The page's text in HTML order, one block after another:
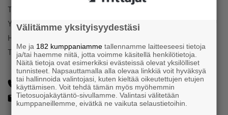
Tenala-Bromarf Företagare rf - Tenholan- Bromarvin
Yrittäjät
Hallitus
Talousvastaava
+358407096263
ekenasmotorservice@gmail.com
Välitämme yksityisyydestäsi
Me ja 182 kumppaniamme tallennamme laitteeseesi tietoja
ja/tai haemme niitä, jotta voimme käsitellä henkilötietoja.
Näitä tietoja ovat esimerkiksi evästeissä olevat yksilölliset
tunnisteet. Napsauttamalla alla olevaa linkkiä voit hyväksyä
tai hallinnoida valintojasi, kuten kieltää oikeutettujen etujen
käyttämisen. Voit tehdä tämän myös myöhemmin
Tietosuojakäytäntö-sivullamme. Valintasi välitetään
kumppaneillemme, eivätkä ne vaikuta selaustietoihin.